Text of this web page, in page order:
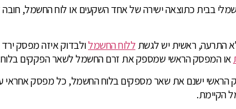
בבית כתוצאה ישירה של אחד השקעים או לוח החשמל, חובה
התרעה, ראשית יש לגשת ללוח החשמלולבדוק איזה מפסק
או המפסק הראשי שמספק את זרם החשמל לשאר הפקקים
הראשי ישנם את שאר מספקים בלוח החשמל, כל מפסק אחראי
הקיימת.